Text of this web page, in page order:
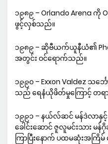
၁၉၈၉ – Orlando Arena ကို
ဖွင့်လှစ်သည်။
၁၉၈၉ – ဆိုဗီယက်ယူနီယံ၏
အတွင်း ဝင်ရောက်သည်။
၁၉၉၀ – Exxon Valdez သ
သည် ရေနံယိုဖိတ်မှုကြောင့် တရ
၁၉၉၁ – နယ်လ်ဆင် မန်ဒဲလာနှင့်
ခေါင်းဆောင် ဇူလူမင်းသား
ကြာပြီးနောက် ပထမဆုံးအက